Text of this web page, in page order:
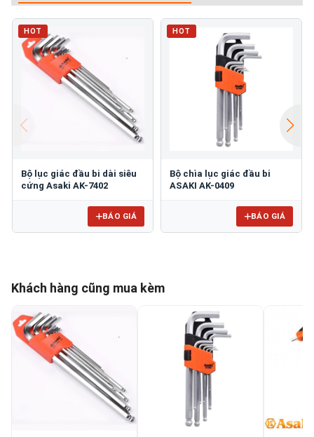
HOT
Bộ lục giác đầu bi dài siêu
cứng Asaki AK-7402
BÁO GIÁ
HOT
Bộ chìa lục giác đầu bi
ASAKI AK-0409
BÁO GIÁ
Khách hàng cũng mua kèm